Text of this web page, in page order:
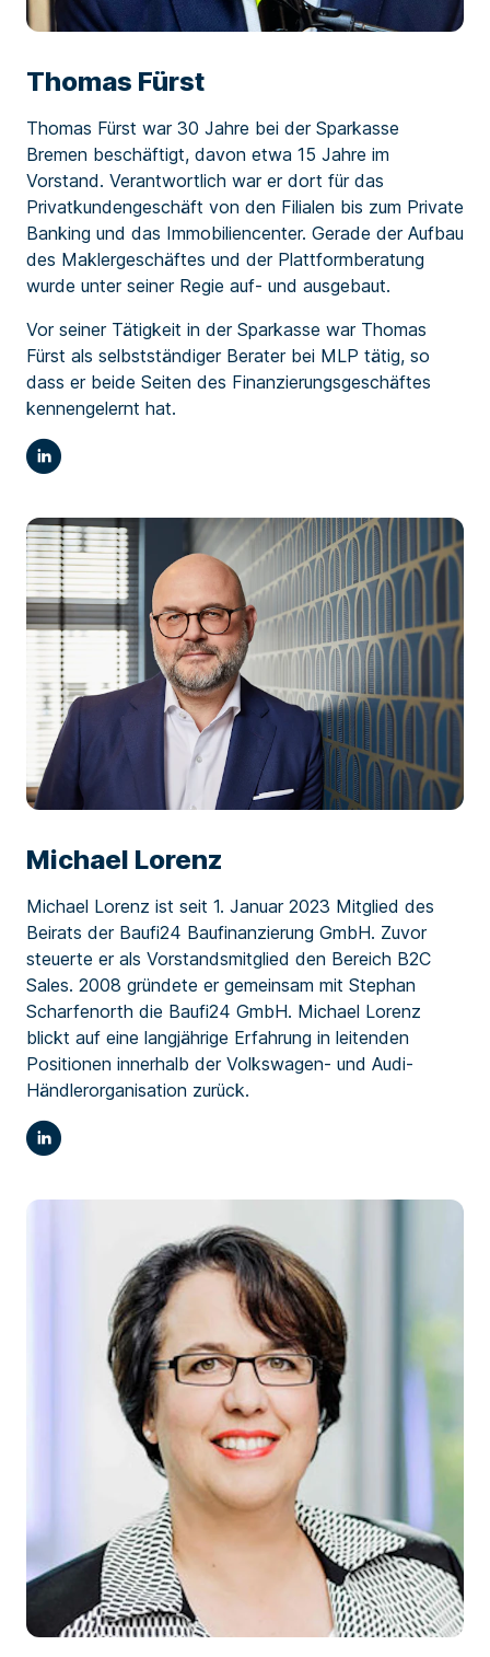
Thomas Fürst
Thomas Fürst war 30 Jahre bei der Sparkasse
Bremen beschäftigt, davon etwa 15 Jahre im
Vorstand. Verantwortlich war er dort für das
Privatkundengeschäft von den Filialen bis zum Private
Banking und das Immobiliencenter. Gerade der Aufbau
des Maklergeschäftes und der Plattformberatung
wurde unter seiner Regie auf- und ausgebaut.
Vor seiner Tätigkeit in der Sparkasse war Thomas
Fürst als selbstständiger Berater bei MLP tätig, so
dass er beide Seiten des Finanzierungsgeschäftes
kennengelernt hat.
Michael Lorenz
Michael Lorenz ist seit 1. Januar 2023 Mitglied des
Beirats der Baufi24 Baufinanzierung GmbH. Zuvor
steuerte er als Vorstandsmitglied den Bereich B2C
Sales. 2008 gründete er gemeinsam mit Stephan
Scharfenorth die Baufi24 GmbH. Michael Lorenz
blickt auf eine langjährige Erfahrung in leitenden
Positionen innerhalb der Volkswagen- und Audi-
Händlerorganisation zurück.